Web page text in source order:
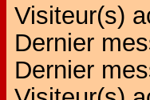
Visiteur(s)
Dernier
Dernier